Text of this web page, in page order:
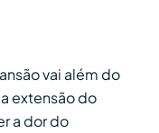
vai além do
extensão do
a dor do